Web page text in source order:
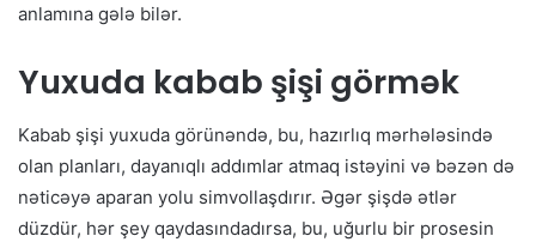
anlamına gələ bilər.
Yuxuda kabab şişi görmək
Kabab şişi yuxuda görünəndə, bu, hazırlıq mərhələsində
olan planları, dayanıqlı addımlar atmaq istəyini və bəzən də
nəticəyə aparan yolu simvollaşdırır. Əgər şişdə ətlər
düzdür, hər şey qaydasındadırsa, bu, uğurlu bir prosesin